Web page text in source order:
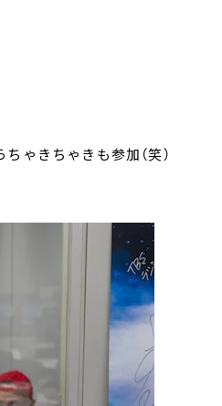
ゃきちゃきも参加（笑）